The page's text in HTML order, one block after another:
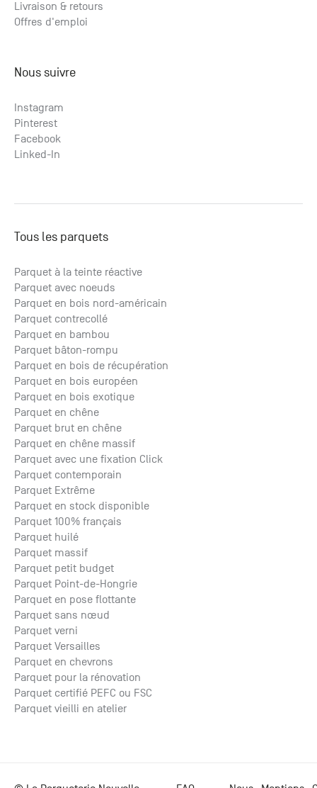
Livraison & retours
Offres d'emploi
Nous suivre
Instagram
Pinterest
Facebook
Linked-In
Tous les parquets
Parquet à la teinte réactive
Parquet avec noeuds
Parquet en bois nord-américain
Parquet contrecollé
Parquet en bambou
Parquet bâton-rompu
Parquet en bois de récupération
Parquet en bois européen
Parquet en bois exotique
Parquet en chêne
Parquet brut en chêne
Parquet en chêne massif
Parquet avec une fixation Click
Parquet contemporain
Parquet Extrême
Parquet en stock disponible
Parquet 100% français
Parquet huilé
Parquet massif
Parquet petit budget
Parquet Point-de-Hongrie
Parquet en pose flottante
Parquet sans nœud
Parquet verni
Parquet Versailles
Parquet en chevrons
Parquet pour la rénovation
Parquet certifié PEFC ou FSC
Parquet vieilli en atelier